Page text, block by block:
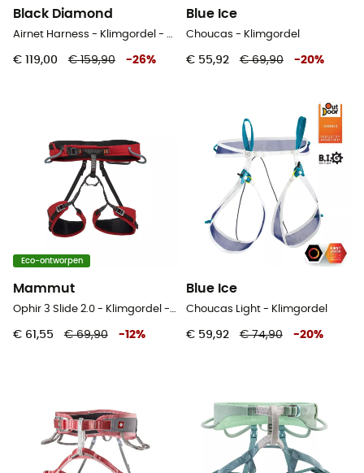
Black Diamond
Airnet Harness - Klimgordel - Dames
€ 119,00 € 159,90 -26%
Blue Ice
Choucas - Klimgordel
€ 55,92 € 69,90 -20%
Eco-ontworpen
Mammut
Ophir 3 Slide 2.0 - Klimgordel - Dames
€ 61,55 € 69,90 -12%
Blue Ice
Choucas Light - Klimgordel
€ 59,92 € 74,90 -20%